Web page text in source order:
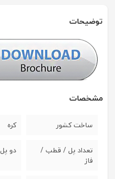
توضیحات
مشخصات
ساخت کشور کره
تعداد پل / قطب /
فاز
دو پل